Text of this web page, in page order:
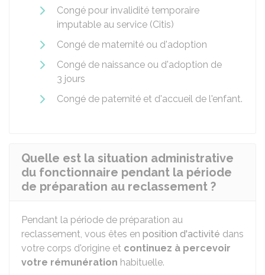
Congé pour invalidité temporaire
imputable au service (Citis)
Congé de maternité ou d'adoption
Congé de naissance ou d'adoption de
3 jours
Congé de paternité et d'accueil de l'enfant.
Quelle est la situation administrative
du fonctionnaire pendant la période
de préparation au reclassement ?
Pendant la période de préparation au
reclassement, vous êtes en position d'activité dans
votre corps d'origine et continuez à percevoir
votre rémunération habituelle.